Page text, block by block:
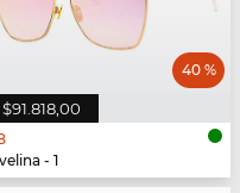
$91.818,00
40 %
- 1